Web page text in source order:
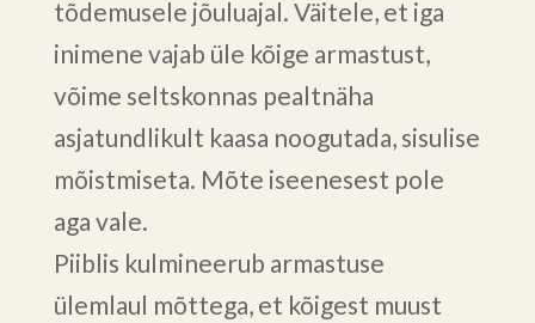
tõdemusele jõuluajal. Väitele, et iga
inimene vajab üle kõige armastust,
võime seltskonnas pealtnäha
asjatundlikult kaasa noogutada, sisulise
mõistmiseta. Mõte iseenesest pole
aga vale.
Piiblis kulmineerub armastuse
ülemlaul mõttega, et kõigest muust